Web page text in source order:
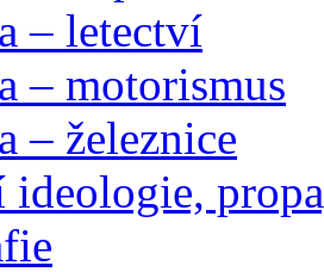
– letectví
– motorismus
– železnice